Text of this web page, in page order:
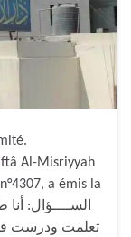
Al-Misriyyah
a émis la
تعلمت ودرست في